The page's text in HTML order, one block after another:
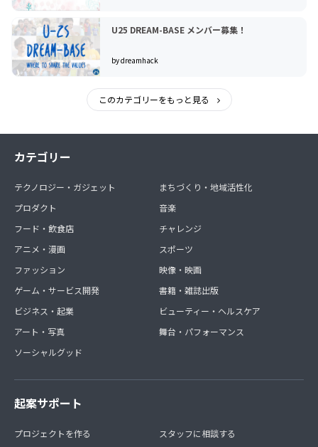
U25 DREAM-BASE メンバー募集！
by dreamhack
このカテゴリーをもっと見る
カテゴリー
テクノロジー・ガジェット
プロダクト
フード・飲食店
アニメ・漫画
ファッション
ゲーム・サービス開発
ビジネス・起業
アート・写真
ソーシャルグッド
まちづくり・地域活性化
音楽
チャレンジ
スポーツ
映像・映画
書籍・雑誌出版
ビューティー・ヘルスケア
舞台・パフォーマンス
起案サポート
プロジェクトを作る
スタッフに相談する